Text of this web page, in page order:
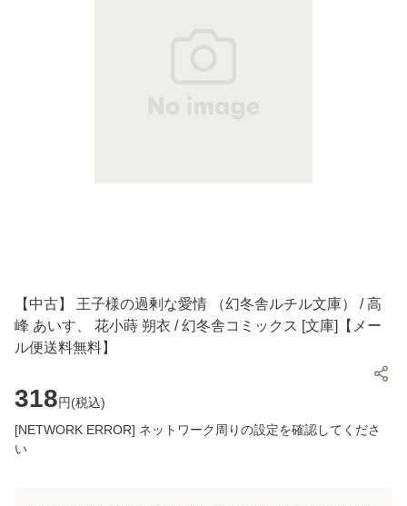
【中古】 王子様の過剰な愛情 （幻冬舎ルチル文庫） / 高
峰 あいす、 花小蒔 朔衣 / 幻冬舎コミックス [文庫]【メー
ル便送料無料】
318円(税込)
[NETWORK ERROR] ネットワーク周りの設定を確認してくださ
い